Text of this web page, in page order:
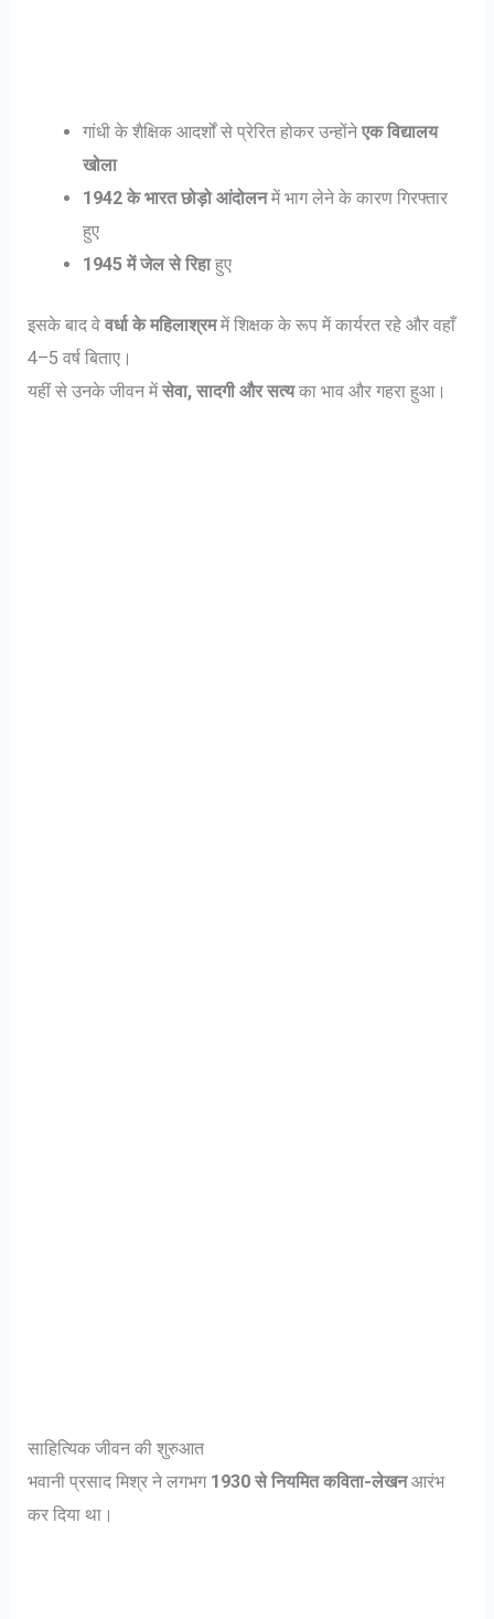
गांधी के शैक्षिक आदर्शों से प्रेरित होकर उन्होंनेएक विद्यालय
खोला
1942 के भारत छोड़ो आंदोलनमें भाग लेने के कारण गिरफ्तार
हुए
1945 में जेल से रिहाहुए
इसके बाद वेवर्धा के महिलाश्रममें शिक्षक के रूप में कार्यरत रहे और वहाँ
4–5 वर्ष बिताए।
यहीं से उनके जीवन मेंसेवा, सादगी और सत्यका भाव और गहरा हुआ।
साहित्यिक जीवन की शुरुआत
भवानी प्रसाद मिश्र ने लगभग 1930 से नियमित कविता-लेखनआरंभ
कर दिया था।